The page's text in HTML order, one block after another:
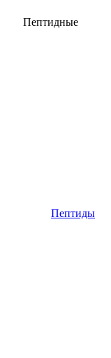
Пептидные
Пептиды